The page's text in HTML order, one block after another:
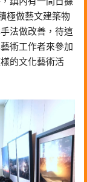
極做藝文建築物
法做改善，待這
術工作者來參加
的文化藝術活